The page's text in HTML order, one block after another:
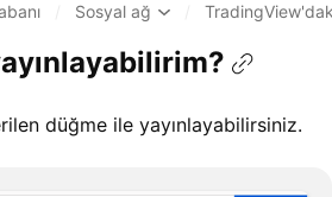
Sosyal ağ
düğme ile yayınlayabilirsiniz.